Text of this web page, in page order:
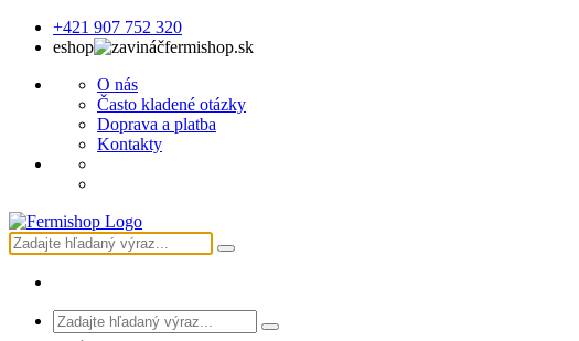
+421 907 752 320
eshop
fermishop.sk
O nás
Často kladené otázky
Doprava a platba
Kontakty